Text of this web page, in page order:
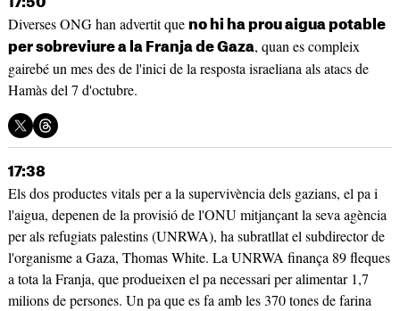
17:50
Diverses ONG han advertit que no hi ha prou aigua potable
per sobreviure a la Franja de Gaza, quan es compleix
gairebé un mes des de l'inici de la resposta israeliana als atacs de
Hamàs del 7 d'octubre.
17:38
Els dos productes vitals per a la supervivència dels gazians, el pa i
l'aigua, depenen de la provisió de l'ONU mitjançant la seva agència
per als refugiats palestins (UNRWA), ha subratllat el subdirector de
l'organisme a Gaza, Thomas White. La UNRWA finança 89 fleques
a tota la Franja, que produeixen el pa necessari per alimentar 1,7
milions de persones. Un pa que es fa amb les 370 tones de farina